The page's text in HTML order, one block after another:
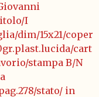
I
dim/15x21/coper
cart
stampa B/N
stato/ in